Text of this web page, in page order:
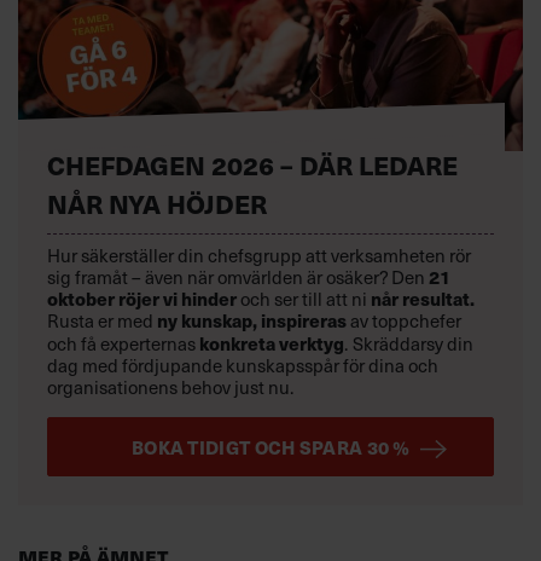
Mer på ämnet
CHEFDAGEN 2026 – DÄR LEDARE
NÅR NYA HÖJDER
Hur säkerställer din chefsgrupp att verksamheten rör
sig framåt – även när omvärlden är osäker? Den 21
oktoberröjer vi hinderoch ser till att ni når resultat.
Rusta er med ny kunskap, inspirerasav toppchefer
och få experternaskonkreta verktyg. Skräddarsy din
dag med fördjupande kunskapsspår för dina och
organisationens behov just nu.
BOKA TIDIGT OCH SPARA 30 %